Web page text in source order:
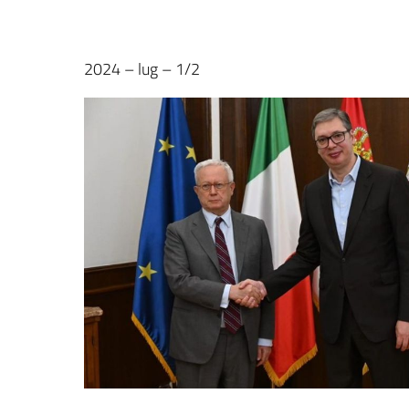
2024 – lug – 1/2